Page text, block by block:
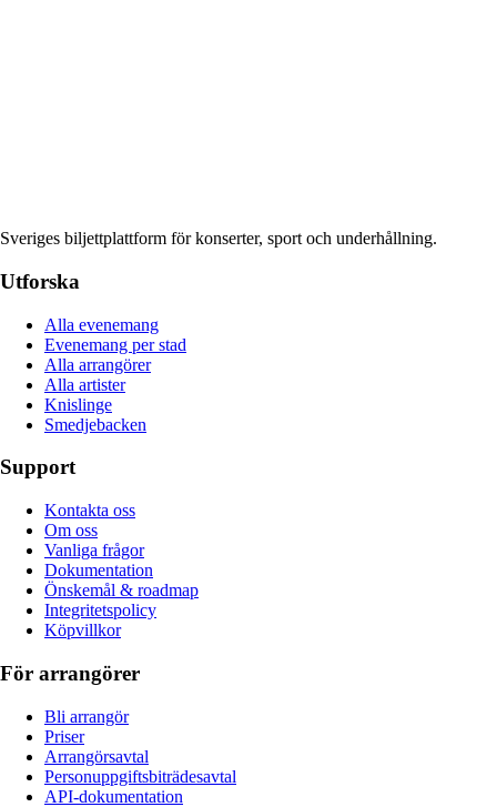
Sveriges biljettplattform för konserter, sport och underhållning.
Utforska
Alla evenemang
Evenemang per stad
Alla arrangörer
Alla artister
Knislinge
Smedjebacken
Support
Kontakta oss
Om oss
Vanliga frågor
Dokumentation
Önskemål & roadmap
Integritetspolicy
Köpvillkor
För arrangörer
Bli arrangör
Priser
Arrangörsavtal
Personuppgiftsbiträdesavtal
API-dokumentation